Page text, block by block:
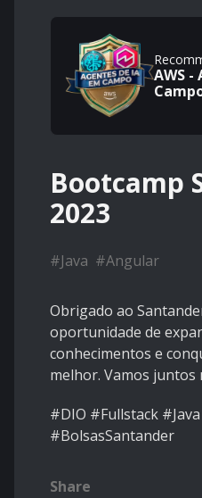
AWS
Bootcamp
2023
#Java #Angular
Obrigado ao
oportunidade de
conhecimentos e
melhor. Vamos juntos
#DIO #Fullstack
#BolsasSantander
Share